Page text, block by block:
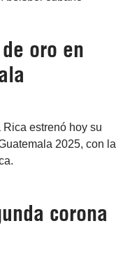
oro en
estrenó hoy su
2025, con la
corona